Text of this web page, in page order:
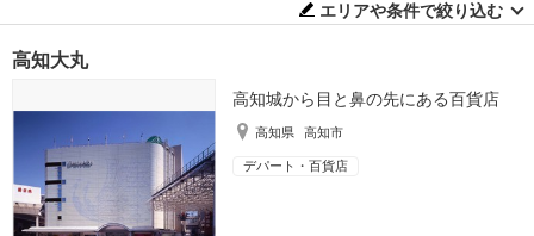
エリアや条件で絞り込む
高知大丸
高知城から目と鼻の先にある百貨店
高知県 高知市
デパート・百貨店